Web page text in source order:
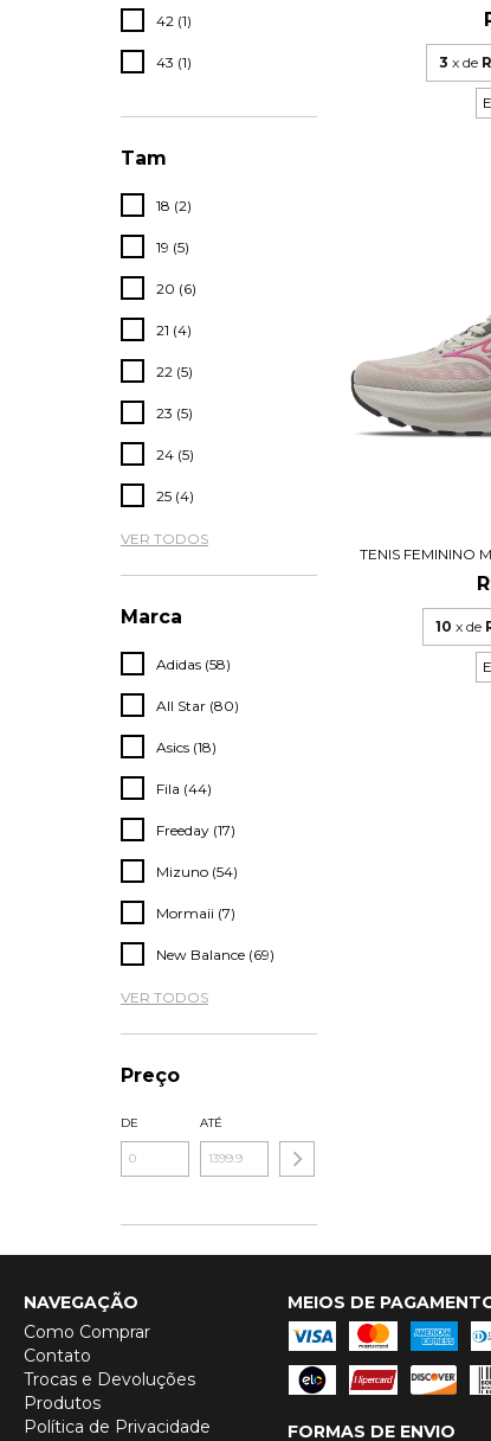
42 (1)
43 (1)
Tam
18 (2)
19 (5)
20 (6)
21 (4)
22 (5)
23 (5)
24 (5)
25 (4)
VER TODOS
Marca
Adidas (58)
All Star (80)
Asics (18)
Fila (44)
Freeday (17)
Mizuno (54)
Mormaii (7)
New Balance (69)
VER TODOS
Preço
DE ATÉ
3 x de
TENIS FEMININO
10 x de
NAVEGAÇÃO
Como Comprar
Contato
Trocas e Devoluções
Produtos
Política de Privacidade
MEIOS DE
FORMAS DE ENVIO